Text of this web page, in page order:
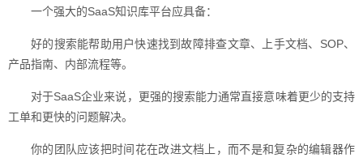
一个强大的SaaS知识库平台应具备：
好的搜索能帮助用户快速找到故障排查文章、上手文档、SOP、
产品指南、内部流程等。
对于SaaS企业来说，更强的搜索能力通常直接意味着更少的支持
工单和更快的问题解决。
你的团队应该把时间花在改进文档上，而不是和复杂的编辑器作